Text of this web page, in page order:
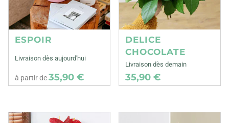
ESPOIR
Livraison dès aujourd'hui
à partir de35,90 €
DELICE
CHOCOLATE
Livraison dès demain
35,90 €